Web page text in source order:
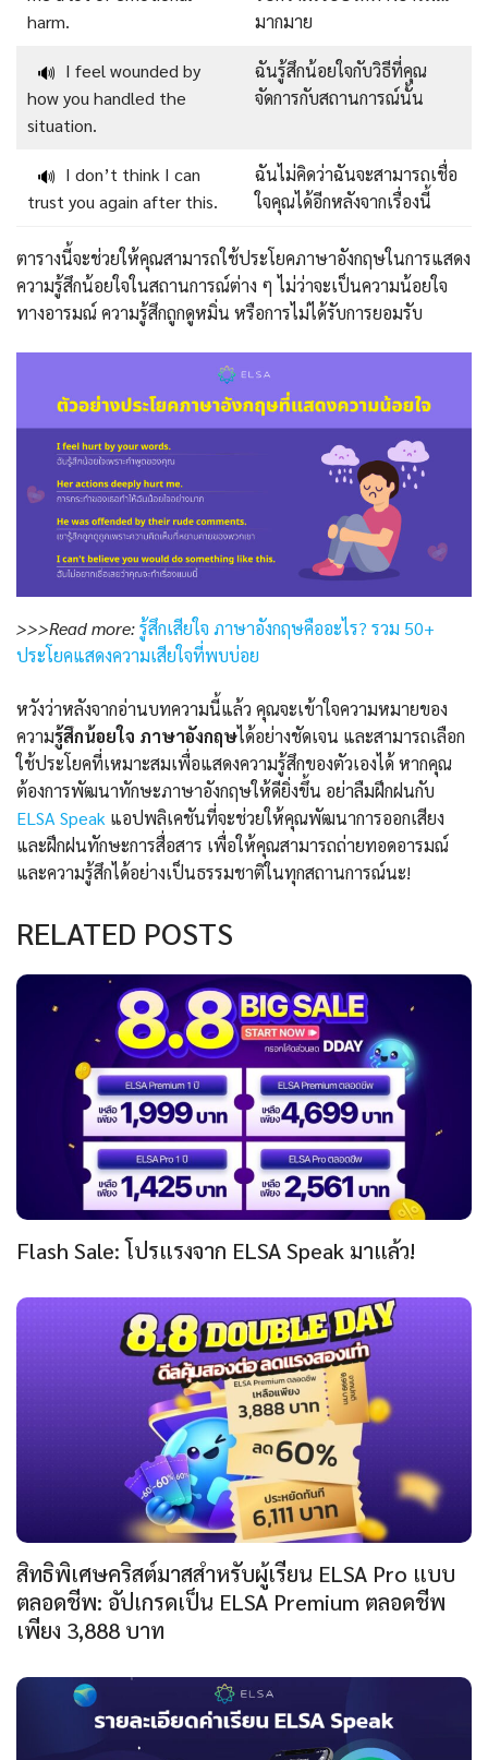
harm.
มากมาย
🔊 I feel wounded by
how you handled the
situation.
ฉันรู้สึกน้อยใจกับวิธีที่คุณ
จัดการกับสถานการณ์นั้น
🔊 I don’t think I can
trust you again after this.
ฉันไม่คิดว่าฉันจะสามารถเชื่อ
ใจคุณได้อีกหลังจากเรื่องนี้
ตารางนี้จะช่วยให้คุณสามารถใช้ประโยคภาษาอังกฤษในการแสดง
ความรู้สึกน้อยใจในสถานการณ์ต่าง ๆ ไม่ว่าจะเป็นความน้อยใจ
ทางอารมณ์ ความรู้สึกถูกดูหมิ่น หรือการไม่ได้รับการยอมรับ
>>>Read more:รู้สึกเสียใจ ภาษาอังกฤษคืออะไร? รวม 50+
ประโยคแสดงความเสียใจที่พบบ่อย
หวังว่าหลังจากอ่านบทความนี้แล้ว คุณจะเข้าใจความหมายของ
ความรู้สึกน้อยใจ ภาษาอังกฤษได้อย่างชัดเจน และสามารถเลือก
ใช้ประโยคที่เหมาะสมเพื่อแสดงความรู้สึกของตัวเองได้ หากคุณ
ต้องการพัฒนาทักษะภาษาอังกฤษให้ดียิ่งขึ้น อย่าลืมฝึกฝนกับ
ELSA Speak แอปพลิเคชันที่จะช่วยให้คุณพัฒนาการออกเสียง
และฝึกฝนทักษะการสื่อสาร เพื่อให้คุณสามารถถ่ายทอดอารมณ์
และความรู้สึกได้อย่างเป็นธรรมชาติในทุกสถานการณ์นะ!
RELATED POSTS
Flash Sale: โปรแรงจาก ELSA Speak มาแล้ว!
สิทธิพิเศษคริสต์มาสสำหรับผู้เรียน ELSA Pro แบบ
ตลอดชีพ: อัปเกรดเป็น ELSA Premium ตลอดชีพ
เพียง 3,888 บาท